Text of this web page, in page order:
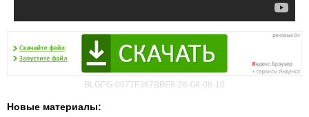
BLGPG-0077F367BBE8-26-08-06-10
Новые материалы: